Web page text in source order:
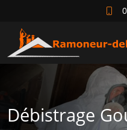
Débistrage